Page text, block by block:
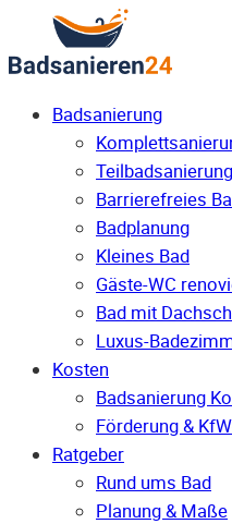
Badsanierung
Teilbadsanierung
Barrierefreies
Badplanung
Kleines Bad
Gäste-WC
Bad mit
Luxus-
Kosten
Badsanierung
Förderung &
Ratgeber
Rund ums Bad
Planung & Maße